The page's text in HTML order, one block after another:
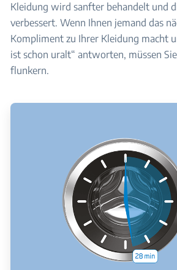
Kleidung wird sanfter behandelt und
verbessert. Wenn Ihnen jemand das
Kompliment zu Ihrer Kleidung macht
ist schon uralt“ antworten, müssen
flunkern.